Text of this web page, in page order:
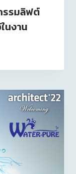
รรมลิฟต์
นงาน